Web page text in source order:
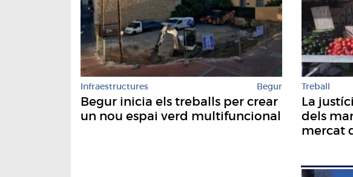
Infraestructures Begur
Begur inicia els treballs per crear
un nou espai verd multifuncional
Treball
La
dels
mercat